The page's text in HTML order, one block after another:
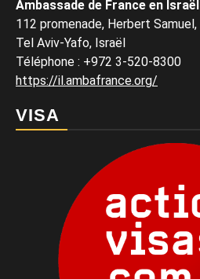
Ambassade de France en Israël
112 promenade, Herbert Samuel,
Tel Aviv-Yafo, Israël
Téléphone : +972 3-520-8300
https://il.ambafrance.org/
VISA